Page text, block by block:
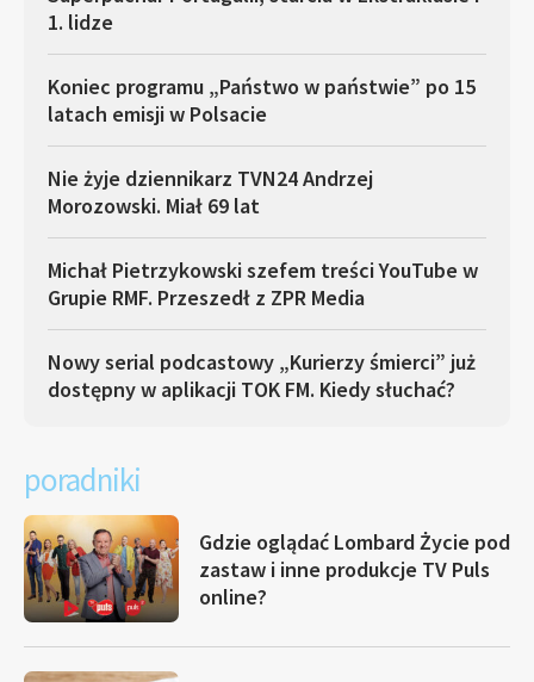
1. lidze
Koniec programu „Państwo w państwie” po 15
latach emisji w Polsacie
Nie żyje dziennikarz TVN24 Andrzej
Morozowski. Miał 69 lat
Michał Pietrzykowski szefem treści YouTube w
Grupie RMF. Przeszedł z ZPR Media
Nowy serial podcastowy „Kurierzy śmierci” już
dostępny w aplikacji TOK FM. Kiedy słuchać?
poradniki
Gdzie oglądać Lombard Życie pod
zastaw i inne produkcje TV Puls
online?